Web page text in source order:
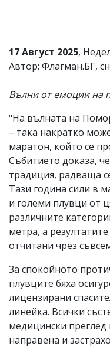
въвеждат
от
редакцията
носи
отговорност
тях!
Ако
откриете
обиден
за
вас
коментар,
моля
сигнализирайте
ни!
17 Август 2025,
Автор: Флагман.БГ,
Вълни от емоции на
"На вълната на
– така накратко
маратон, който се
Събитието доказа,
традиция, радваща
Тази година сили в
и големи плувци от
различните
метра, а
отчитани чрез
За спокойното
плувците бяха
лицензирани
линейка. Всички
медицински преглед
направена и